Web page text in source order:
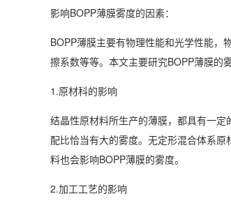
影响BOPP薄膜雾度的因素：
BOPP薄膜主要有物理性能和光学性能，
擦系数等等。本文主要研究BOPP薄膜的
1.原材科的影响
结晶性原材料所生产的薄膜，都具有一定
配比恰当有大的雾度。无定形混合体系
料也会影响BOPP薄膜的雾度。
2.加工工艺的影响